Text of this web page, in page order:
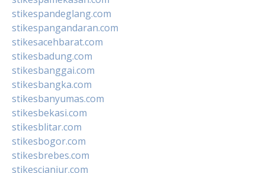
stikespandeglang.com
stikespangandaran.com
stikesacehbarat.com
stikesbadung.com
stikesbanggai.com
stikesbangka.com
stikesbanyumas.com
stikesbekasi.com
stikesblitar.com
stikesbogor.com
stikesbrebes.com
stikescianjur.com